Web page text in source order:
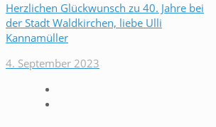
Herzlichen Glückwunsch zu 40. Jahre bei
der Stadt Waldkirchen, liebe Ulli
Kannamüller
4. September 2023